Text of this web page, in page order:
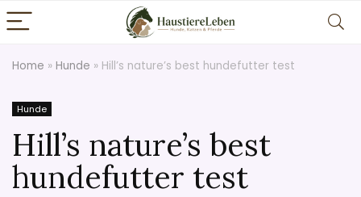
Home » Hunde » Hill’s nature’s best hundefutter test
Hunde
Hill’s nature’s best
hundefutter test